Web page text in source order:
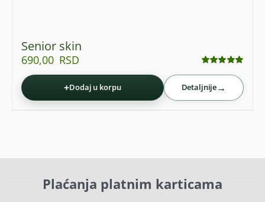
Senior skin
690,00 RSD
+Dodaj u korpu Detaljnije→
Plaćanja platnim karticama